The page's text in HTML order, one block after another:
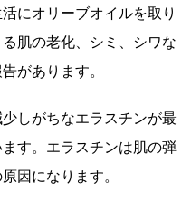
にオリーブオイルを取り
肌の老化、シミ、シワな
があります。
しがちなエラスチンが最
す。エラスチンは肌の弾
因になります。